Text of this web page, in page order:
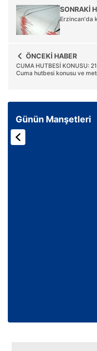
SONRAKİ
Erzincan'da
ÖNCEKİ HABER
CUMA HUTBESİ KONUSU:
Cuma hutbesi konusu ve
Günün Manşetleri